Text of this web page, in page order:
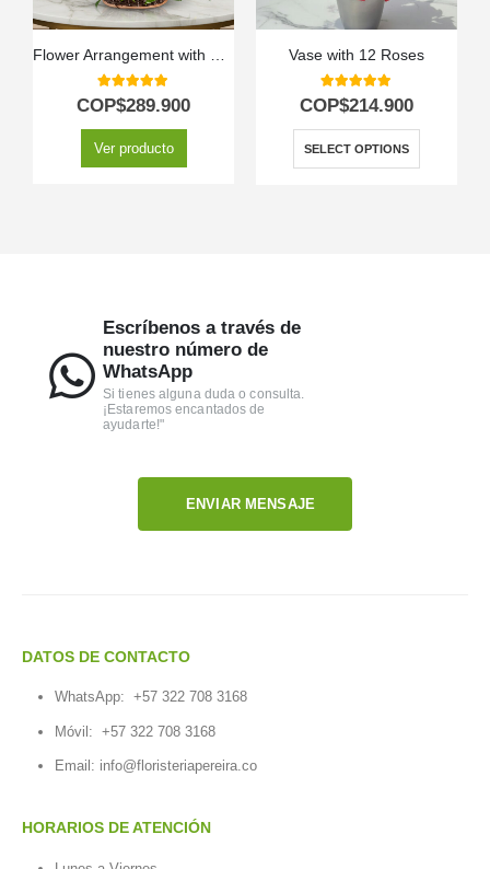
Flower Arrangement with Kiwano Fruits
5.00out of 5
COP$289.900
Ver producto
Vase with 12 Roses
5.00out of 5
COP$214.900
SELECT OPTIONS
Escríbenos a través de
nuestro número de
WhatsApp
Si tienes alguna duda o consulta.
¡Estaremos encantados de
ayudarte!"
ENVIAR MENSAJE
DATOS DE CONTACTO
WhatsApp: +57 322 708 3168
Móvil: +57 322 708 3168
Email: info@floristeriapereira.co
HORARIOS DE ATENCIÓN